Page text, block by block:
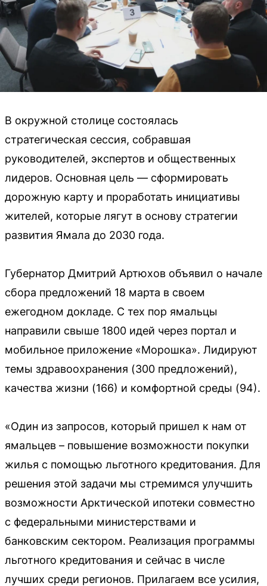
В окружной столице состоялась
стратегическая сессия, собравшая
руководителей, экспертов и общественных
лидеров. Основная цель — сформировать
дорожную карту и проработать инициативы
жителей, которые лягут в основу стратегии
развития Ямала до 2030 года.
Губернатор Дмитрий Артюхов объявил о начале
сбора предложений 18 марта в своем
ежегодном докладе. С тех пор ямальцы
направили свыше 1800 идей через портал и
мобильное приложение «Морошка». Лидируют
темы здравоохранения (300 предложений),
качества жизни (166) и комфортной среды (94).
«Один из запросов, который пришел к нам от
ямальцев – повышение возможности покупки
жилья с помощью льготного кредитования. Для
решения этой задачи мы стремимся улучшить
возможности Арктической ипотеки совместно
с федеральными министерствами и
банковским сектором. Реализация программы
льготного кредитования и сейчас в числе
лучших среди регионов. Прилагаем все усилия,